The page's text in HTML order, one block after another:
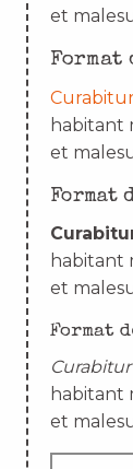
et
Format
habitant
et
Format
habitant
et
Format
habitant
et